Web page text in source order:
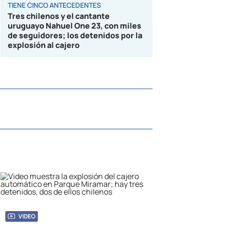
TIENE CINCO ANTECEDENTES
Tres chilenos y el cantante
uruguayo Nahuel One 23, con miles
de seguidores; los detenidos por la
explosión al cajero
VIDEO